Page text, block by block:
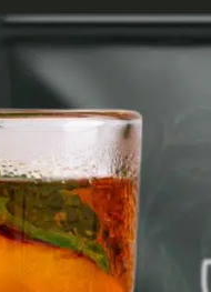
Notre
Quel est